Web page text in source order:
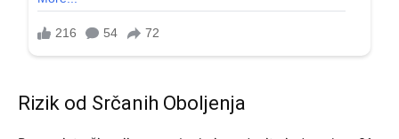
Rizik od Srčanih Oboljenja